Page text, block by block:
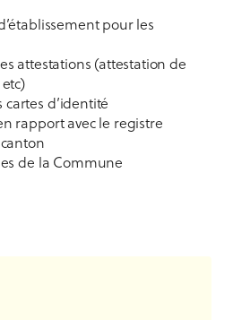
pour les
attestations (attestation de
d’identité
rapport avec le registre
de la Commune